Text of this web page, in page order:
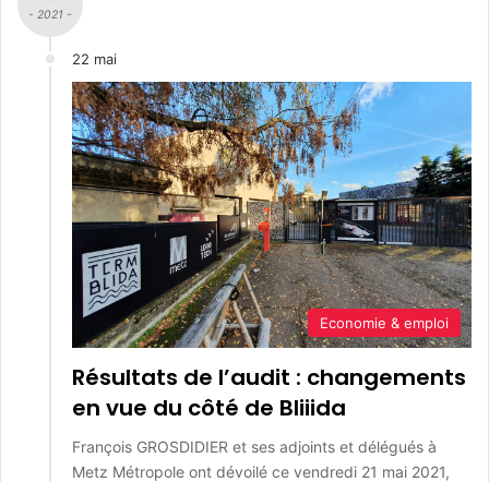
- 2021 -
22 mai
Economie & emploi
Résultats de l’audit : changements
en vue du côté de Bliiida
François GROSDIDIER et ses adjoints et délégués à
Metz Métropole ont dévoilé ce vendredi 21 mai 2021,